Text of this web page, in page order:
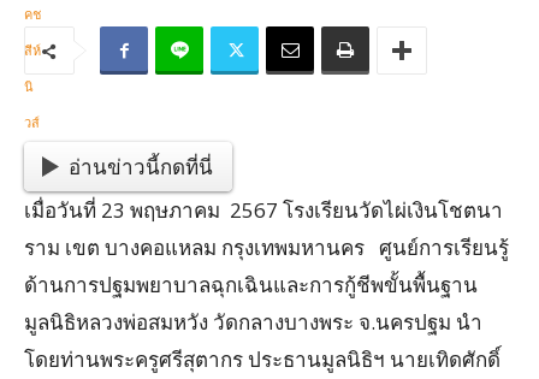
อ่านข่าวนี้กดที่นี่
เมื่อวันที่ 23 พฤษภาคม 2567 โรงเรียนวัดไผ่เงินโชตนา
ราม เขต บางคอแหลม กรุงเทพมหานคร ศูนย์การเรียนรู้
ด้านการปฐมพยาบาลฉุกเฉินและการกู้ชีพขั้นพื้นฐาน
มูลนิธิหลวงพ่อสมหวัง วัดกลางบางพระ จ.นครปฐม นำ
โดยท่านพระครูศรีสุตากร ประธานมูลนิธิฯ นายเทิดศักดิ์